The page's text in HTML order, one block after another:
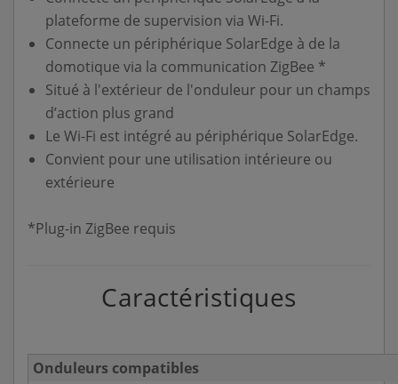
plateforme de supervision via Wi-Fi.
Connecte un périphérique SolarEdge à de la
domotique via la communication ZigBee *
Situé à l'extérieur de l'onduleur pour un champs
d’action plus grand
Le Wi-Fi est intégré au périphérique SolarEdge.
Convient pour une utilisation intérieure ou
extérieure
*Plug-in ZigBee requis
Caractéristiques
Onduleurs compatibles